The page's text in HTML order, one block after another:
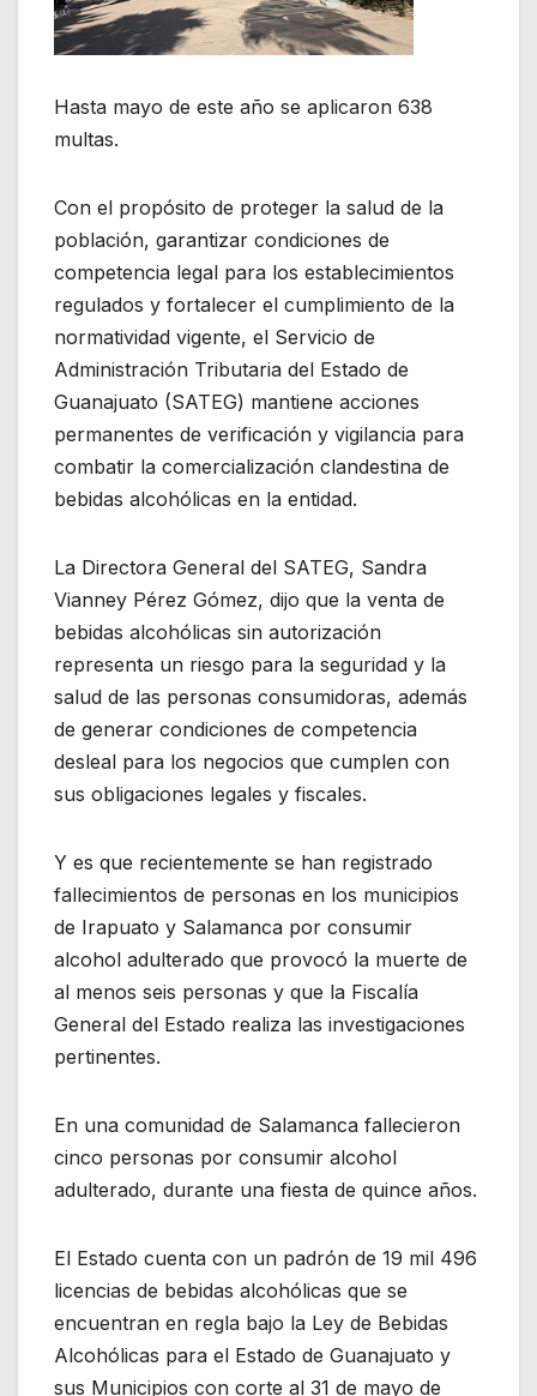
Hasta mayo de este año se aplicaron 638
multas.
Con el propósito de proteger la salud de la
población, garantizar condiciones de
competencia legal para los establecimientos
regulados y fortalecer el cumplimiento de la
normatividad vigente, el Servicio de
Administración Tributaria del Estado de
Guanajuato (SATEG) mantiene acciones
permanentes de verificación y vigilancia para
combatir la comercialización clandestina de
bebidas alcohólicas en la entidad.
La Directora General del SATEG, Sandra
Vianney Pérez Gómez, dijo que la venta de
bebidas alcohólicas sin autorización
representa un riesgo para la seguridad y la
salud de las personas consumidoras, además
de generar condiciones de competencia
desleal para los negocios que cumplen con
sus obligaciones legales y fiscales.
Y es que recientemente se han registrado
fallecimientos de personas en los municipios
de Irapuato y Salamanca por consumir
alcohol adulterado que provocó la muerte de
al menos seis personas y que la Fiscalía
General del Estado realiza las investigaciones
pertinentes.
En una comunidad de Salamanca fallecieron
cinco personas por consumir alcohol
adulterado, durante una fiesta de quince años.
El Estado cuenta con un padrón de 19 mil 496
licencias de bebidas alcohólicas que se
encuentran en regla bajo la Ley de Bebidas
Alcohólicas para el Estado de Guanajuato y
sus Municipios con corte al 31 de mayo de